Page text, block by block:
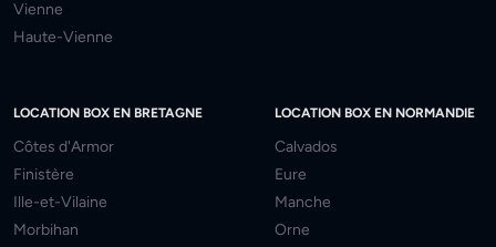
Vienne
Haute-Vienne
LOCATION BOX EN BRETAGNE
Côtes d'Armor
Finistère
Ille-et-Vilaine
Morbihan
LOCATION BOX EN NORMANDIE
Calvados
Eure
Manche
Orne